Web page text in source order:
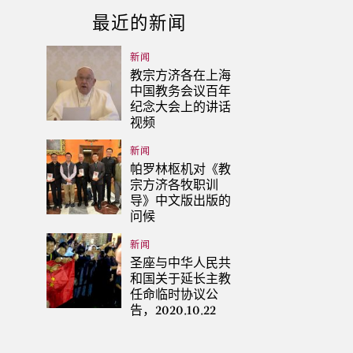
最近的新闻
新闻
教宗方济各在上海
中国教务会议百年
纪念大会上的讲话
视频
新闻
帕罗林枢机对《教
宗方济各牧职训
导》中文版出版的
问候
新闻
圣座与中华人民共
和国关于延长主教
任命临时协议公
告，2020.10.22